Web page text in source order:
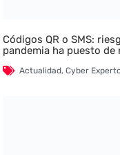
Códigos QR o SMS:
pandemia ha puesto de
Actualidad,Cyber